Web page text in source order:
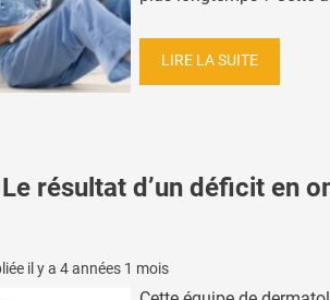
LIRE LA SUITE
résultat d’un déficit en
il y a 4 années 1 mois